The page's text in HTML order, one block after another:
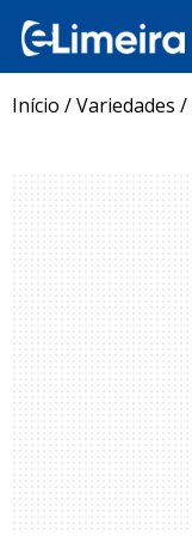
Início /Variedades /